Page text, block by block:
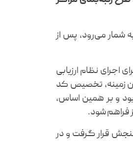
شمار می‌رود، پس از
اجرای نظام ارزیابی
زمینه، تخصیص کد
و بر همین اساس،
فراهم شود.
قرار گرفت و در